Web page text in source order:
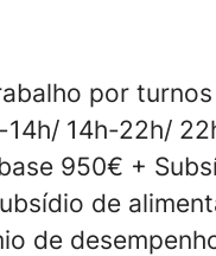
por turnos
14h-22h/
950€ +
de
de